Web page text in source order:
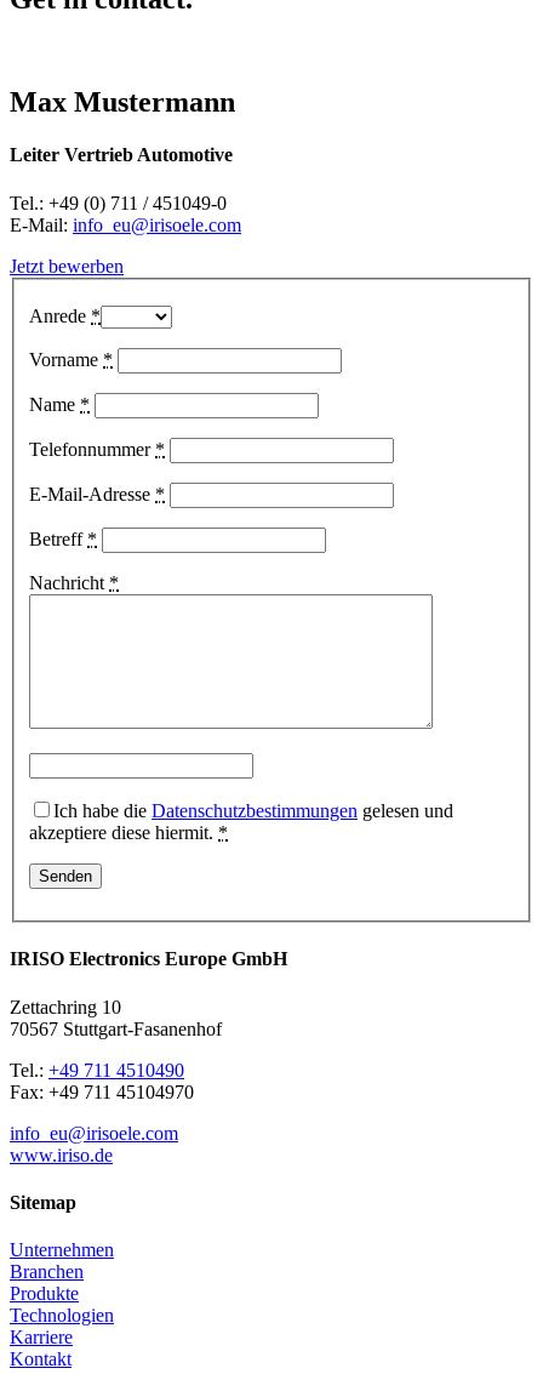
Max Mustermann
Leiter Vertrieb Automotive
Tel.: +49 (0) 711 / 451049-0
E-Mail: info_eu@irisoele.com
Jetzt bewerben
Anrede *
Vorname *
Name *
Telefonnummer *
E-Mail-Adresse *
Betreff *
Nachricht *
Ich habe die Datenschutzbestimmungen gelesen und
akzeptiere diese hiermit. *
IRISO Electronics Europe GmbH
Zettachring 10
70567 Stuttgart-Fasanenhof
Tel.: +49 711 4510490
Fax: +49 711 45104970
info_eu@irisoele.com
www.iriso.de
Sitemap
Unternehmen
Branchen
Produkte
Technologien
Karriere
Kontakt